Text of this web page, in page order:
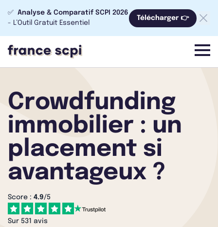
✅ Analyse & Comparatif SCPI 2026
- L’Outil Gratuit Essentiel
Télécharger 👉
menu
Crowdfunding
immobilier : un
placement si
avantageux ?
Score : 4.9/5
Sur 531 avis